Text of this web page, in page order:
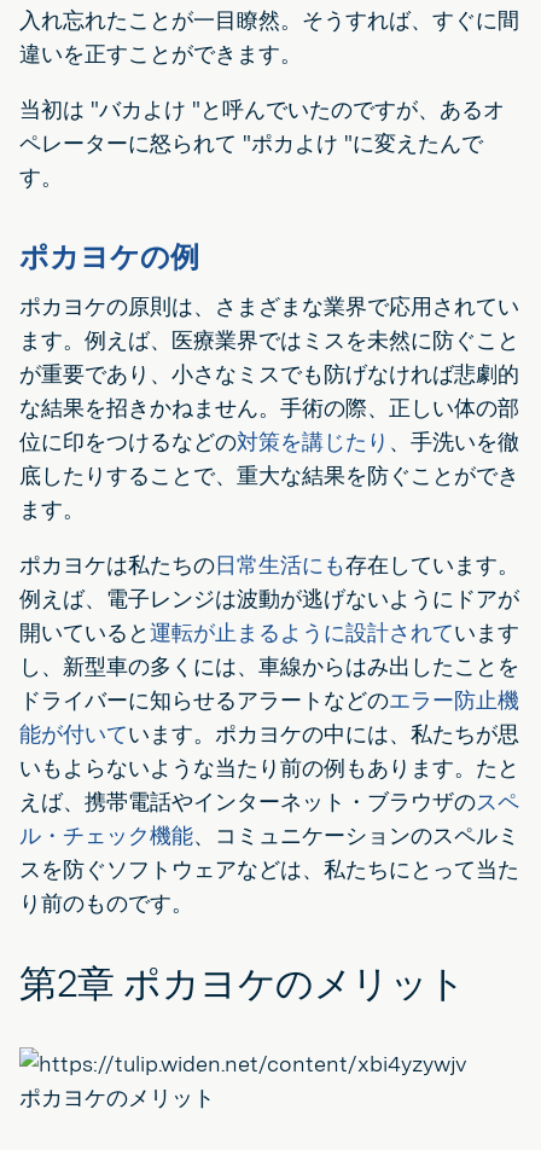
入れ忘れたことが一目瞭然。そうすれば、すぐに間
違いを正すことができます。
当初は "バカよけ "と呼んでいたのですが、あるオ
ペレーターに怒られて "ポカよけ "に変えたんで
す。
ポカヨケの例
ポカヨケの原則は、さまざまな業界で応用されてい
ます。例えば、医療業界ではミスを未然に防ぐこと
が重要であり、小さなミスでも防げなければ悲劇的
な結果を招きかねません。手術の際、正しい体の部
位に印をつけるなどの対策を講じたり 、手洗いを徹
底したりすることで、重大な結果を防ぐことができ
ます。
ポカヨケは私たちの日常生活にも存在しています。
例えば、電子レンジは波動が逃げないようにドアが
開いていると運転が止まるように設計されています
し、新型車の多くには、車線からはみ出したことを
ドライバーに知らせるアラートなどのエラー防止機
能が付いています。ポカヨケの中には、私たちが思
いもよらないような当たり前の例もあります。たと
えば、携帯電話やインターネット・ブラウザのスペ
ル・チェック機能、コミュニケーションのスペルミ
スを防ぐソフトウェアなどは、私たちにとって当た
り前のものです。
第2章 ポカヨケのメリット
ポカヨケのメリット